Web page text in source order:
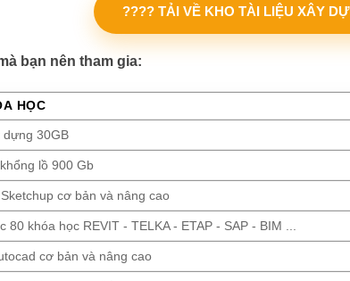
???? TẢI VỀ KHO TÀI LIỆU XÂY
bạn nên tham gia:
HỌC
dựng 30GB
lồ 900 Gb
cơ bản và nâng cao
80 khóa học REVIT - TELKA - ETAP - SAP - BIM ...
cơ bản và nâng cao